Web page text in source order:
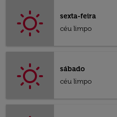
sexta-feira
céu limpo
sábado
céu limpo